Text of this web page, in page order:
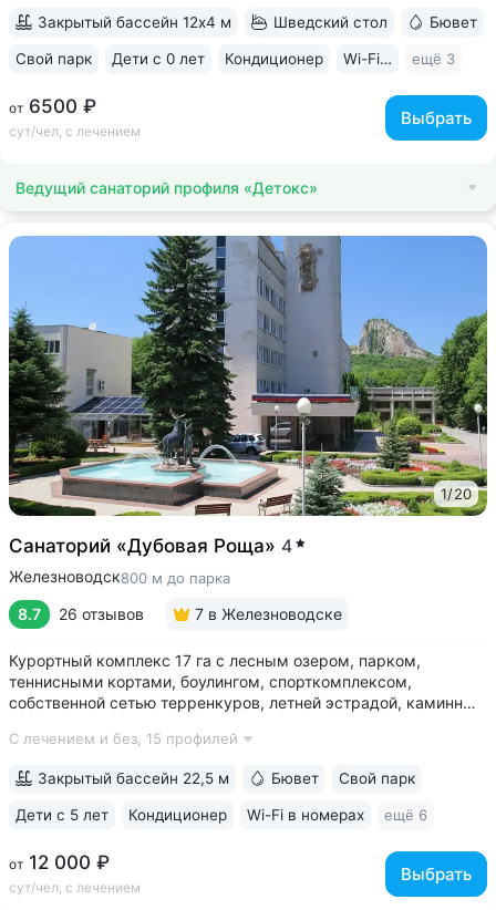
от 6500 ₽
сут/чел, с лечением
Выбрать
Закрытый бассейн 12х4 м Шведский стол Бювет
Свой парк Дети с 0 лет Кондиционер Wi-Fi в номерах ещё 3
Ведущий санаторий профиля «Детокс»
1/20
Санаторий «Дубовая Роща» 4
Железноводск800 м до парка
8.7 26 отзывов 7 в Железноводске
Курортный комплекс 17 га с лесным озером, парком,
теннисными кортами, боулингом, спорткомплексом,
собственной сетью терренкуров, летней эстрадой, каминным
домиком, лодочной станцией с катамаранами и зоной для
С лечением и без, 15 профилей
от 12 000 ₽
сут/чел, с лечением
Выбрать
Закрытый бассейн 22,5 м Бювет Свой парк
Дети с 5 лет Кондиционер Wi-Fi в номерах ещё 6